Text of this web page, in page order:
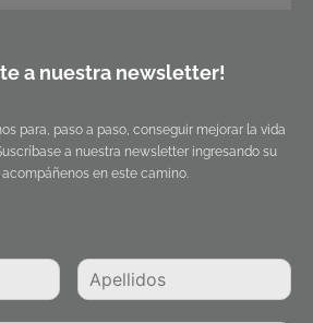
a nuestra newsletter!
para, paso a paso, conseguir mejorar la vida
a nuestra newsletter ingresando su
en este camino.